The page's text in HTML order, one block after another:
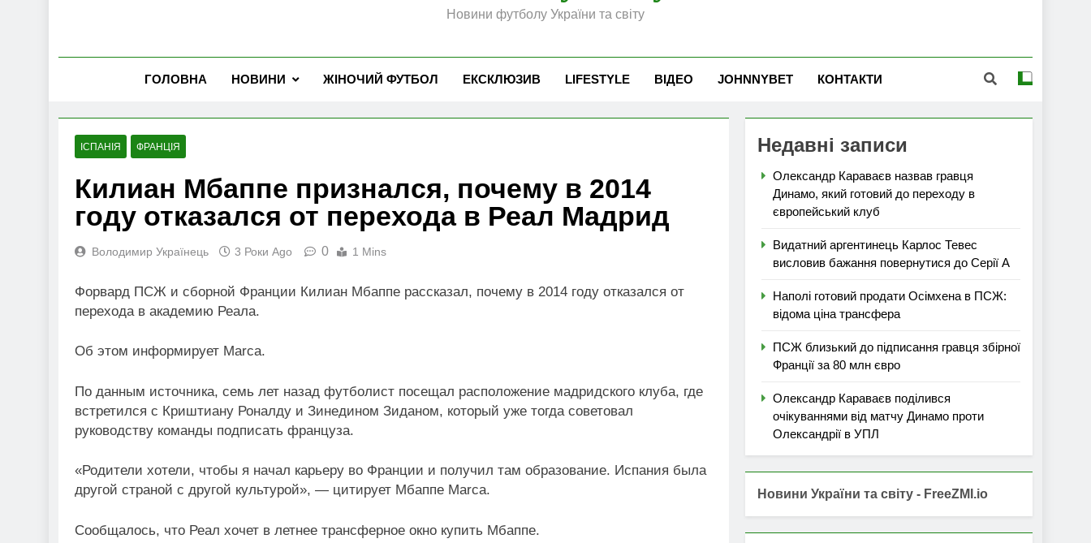
Новини футболу України та світу
ГОЛОВНА НОВИНИ ЖІНОЧИЙ ФУТБОЛ ЕКСКЛЮЗИВ LIFESTYLE ВІДЕО JOHNNYBET КОНТАКТИ
ІСПАНІЯ ФРАНЦІЯ
Килиан Мбаппе признался, почему в 2014
году отказался от перехода в Реал Мадрид
Володимир Українець 3 Роки Ago 0 1 Mins
Форвард ПСЖ и сборной Франции Килиан Мбаппе рассказал, почему в 2014 году отказался от
перехода в академию Реала.
Об этом информирует Marca.
По данным источника, семь лет назад футболист посещал расположение мадридского клуба, где
встретился с Криштиану Роналду и Зинедином Зиданом, который уже тогда советовал
руководству команды подписать француза.
«Родители хотели, чтобы я начал карьеру во Франции и получил там образование. Испания была
другой страной с другой культурой», — цитирует Мбаппе Marca.
Сообщалось, что Реал хочет в летнее трансферное окно купить Мбаппе.
Недавні записи
Олександр Караваєв назвав гравця
Динамо, який готовий до переходу в
європейський клуб
Видатний аргентинець Карлос Тевес
висловив бажання повернутися до Серії А
Наполі готовий продати Осімхена в ПСЖ:
відома ціна трансфера
ПСЖ близький до підписання гравця збірної
Франції за 80 млн євро
Олександр Караваєв поділився
очікуваннями від матчу Динамо проти
Олександрії в УПЛ
Новини України та світу - FreeZMI.io